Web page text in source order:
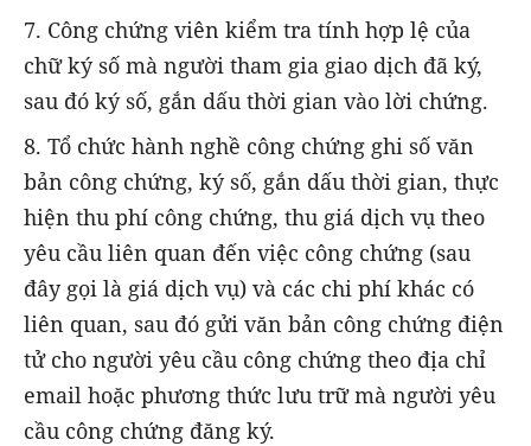
7. Công chứng viên kiểm tra tính hợp lệ của
chữ ký số mà người tham gia giao dịch đã ký,
sau đó ký số, gắn dấu thời gian vào lời chứng.
8. Tổ chức hành nghề công chứng ghi số văn
bản công chứng, ký số, gắn dấu thời gian, thực
hiện thu phí công chứng, thu giá dịch vụ theo
yêu cầu liên quan đến việc công chứng (sau
đây gọi là giá dịch vụ) và các chi phí khác có
liên quan, sau đó gửi văn bản công chứng điện
tử cho người yêu cầu công chứng theo địa chỉ
email hoặc phương thức lưu trữ mà người yêu
cầu công chứng đăng ký.